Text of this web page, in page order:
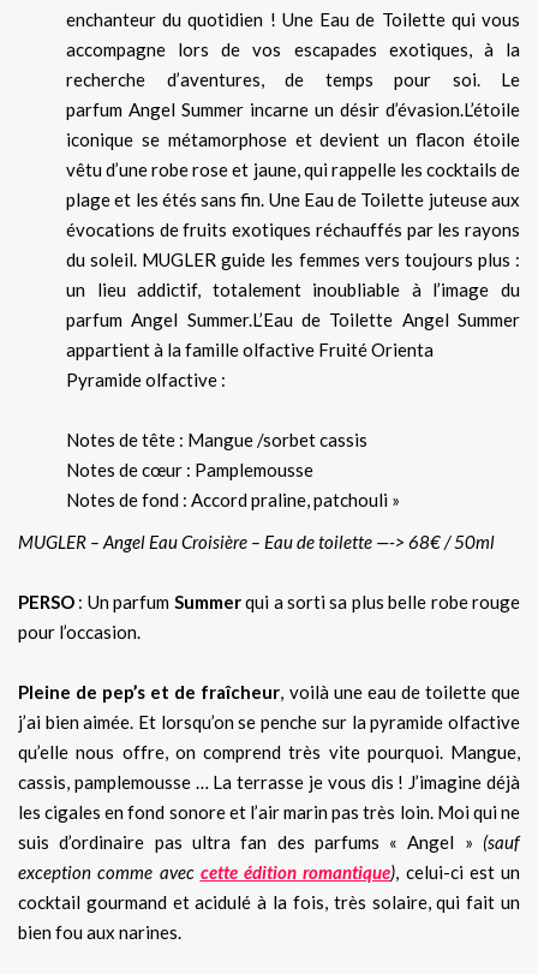
enchanteur du quotidien ! Une Eau de Toilette qui vous
accompagne lors de vos escapades exotiques, à la
recherche d’aventures, de temps pour soi. Le
parfum Angel Summer incarne un désir d’évasion.L’étoile
iconique se métamorphose et devient un flacon étoile
vêtu d’une robe rose et jaune, qui rappelle les cocktails de
plage et les étés sans fin. Une Eau de Toilette juteuse aux
évocations de fruits exotiques réchauffés par les rayons
du soleil. MUGLER guide les femmes vers toujours plus :
un lieu addictif, totalement inoubliable à l’image du
parfum Angel Summer.L’Eau de Toilette Angel Summer
appartient à la famille olfactive Fruité Orienta
Pyramide olfactive :
Notes de tête : Mangue /sorbet cassis
Notes de cœur : Pamplemousse
Notes de fond : Accord praline, patchouli »
MUGLER – Angel Eau Croisière – Eau de toilette —-> 68€ / 50ml
PERSO : Un parfum Summerqui a sorti sa plus belle robe rouge
pour l’occasion.
Pleine de pep’s et de fraîcheur, voilà une eau de toilette que
j’ai bien aimée. Et lorsqu’on se penche sur la pyramide olfactive
qu’elle nous offre, on comprend très vite pourquoi. Mangue,
cassis, pamplemousse … La terrasse je vous dis ! J’imagine déjà
les cigales en fond sonore et l’air marin pas très loin. Moi qui ne
suis d’ordinaire pas ultra fan des parfums « Angel » (sauf
exception comme avec cette édition romantique), celui-ci est un
cocktail gourmand et acidulé à la fois, très solaire, qui fait un
bien fou aux narines.